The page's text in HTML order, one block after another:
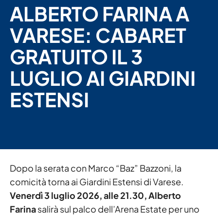
ALBERTO FARINA A
VARESE: CABARET
GRATUITO IL 3
LUGLIO AI GIARDINI
ESTENSI
Dopo la serata con Marco “Baz” Bazzoni, la
comicità torna ai Giardini Estensi di Varese.
Venerdì 3 luglio 2026, alle 21.30, Alberto
Farinasalirà sul palco dell’Arena Estate per uno